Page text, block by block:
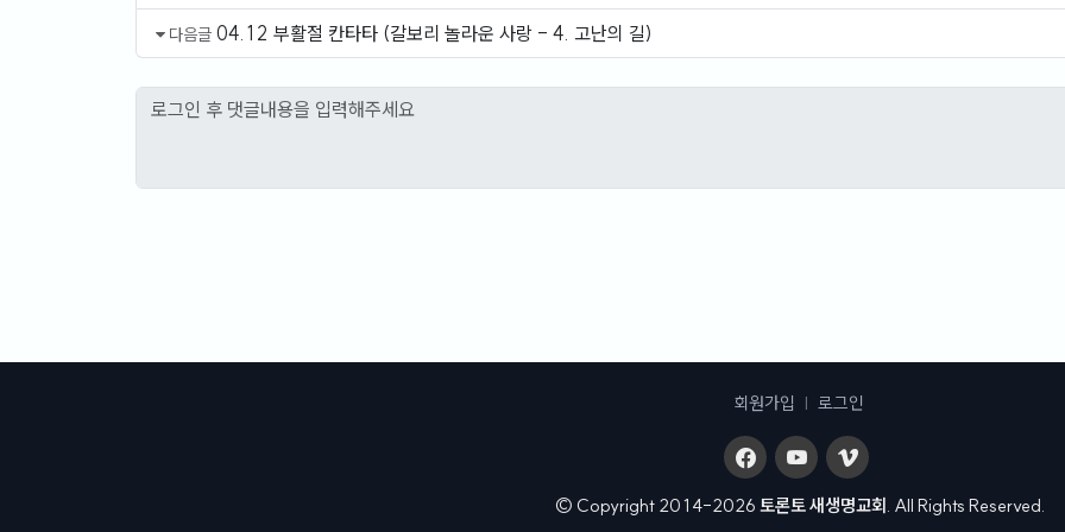
다음글 04.12 부활절 칸타타 (갈보리 놀라운 사랑 - 4. 고난의 길)
회원가입 | 로그인
© Copyright 2014-2026 토론토 새생명교회. All Rights Reserved.